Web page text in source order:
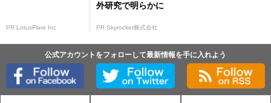
PR LotusFlare Inc
外研究で明らかに
PR Skyrocket株式会社
公式アカウントをフォローして最新情報を手に入れよう